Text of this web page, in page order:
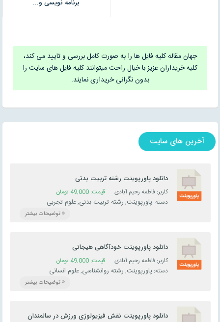
برنامه نویسی و...
جهان مقاله کلیه فایل ها را به صورت کامل بررسی و تایید می کند،
کلیه خریداران عزیز با خیال راحت میتوانند کلیه فایل های سایت را
بدون نگرانی خریداری نمایند.
آخرین های سایت
دانلود پاورپوینت رشته تربیت بدنی
کاربر: فاطمه رحیم آبادی قیمت: 49,000 تومان
دسته: پاورپوینت, رشته تربیت بدنی,علوم تجربی
توضیحات بیشتر
دانلود پاورپوینت خودآگاهی هیجانی
کاربر: فاطمه رحیم آبادی قیمت: 49,000 تومان
دسته: پاورپوینت, رشته روانشناسی,علوم انسانی
توضیحات بیشتر
دانلود پاورپوینت نقش فیزیولوژی ورزش در سالمندان